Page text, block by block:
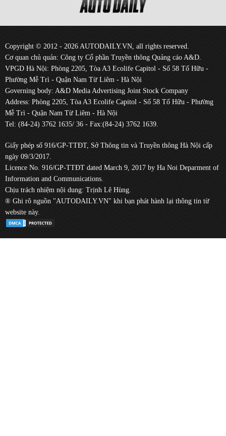
Copyright © 2012 - 2026 AUTODAILY.VN, all rights reserved.
Cơ quan chủ quản: Công ty Cổ phần Truyền thông Quảng cáo A&D.
VPGD Hà Nội: Phòng 2205, Tòa A3 Ecolife Capitol - Số 58 Tố Hữu -
Phường Mễ Trì - Quận Nam Từ Liêm - Hà Nội
Governing body: A&D Media Advertising Joint Stock Company
Address: Phòng 2205, Tòa A3 Ecolife Capitol - Số 58 Tố Hữu - Phường
Mễ Trì - Quận Nam Từ Liêm - Hà Nội
Tel: (84-24) 3762 1635/ 36 - Fax:(84-24) 3762 1639.
Giấy phép số 916/GP-TTĐT, Sở Thông tin và Truyền thông Hà Nội cấp
ngày 09/3/2017.
Licence No. 916/GP-TTĐT dated March 9, 2017 by Ha Noi Deparment of
Information and Communications.
Chịu trách nhiệm nội dung: Trịnh Lê Hùng.
® Ghi rõ nguồn "AUTODAILY.VN" khi bạn phát hành lại thông tin từ
website này.